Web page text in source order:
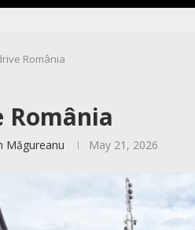
România
România
Măgureanu May 21, 2026